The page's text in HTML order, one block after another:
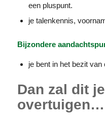
een pluspunt.
je talenkennis,
Bijzondere
je bent in het bezit van
Dan zal dit
overtuigen…